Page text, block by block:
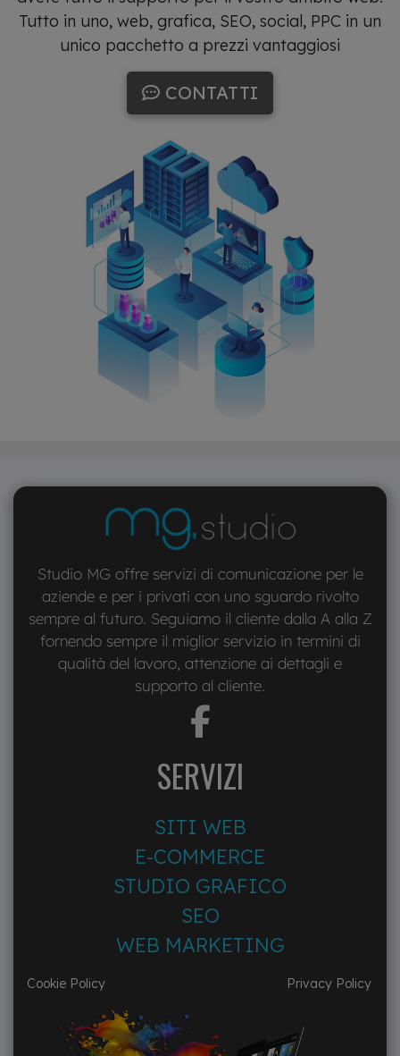
Tutto in uno, web, grafica, SEO, social, PPC in un
unico pacchetto a prezzi vantaggiosi
CONTATTI
Studio MG offre servizi di comunicazione per le
aziende e per i privati con uno sguardo rivolto
sempre al futuro. Seguiamo il cliente dalla A alla Z
fornendo sempre il miglior servizio in termini di
qualità del lavoro, attenzione ai dettagli e
supporto al cliente.
fab
f
SERVIZI
SITI WEB
E-COMMERCE
STUDIO GRAFICO
SEO
WEB MARKETING
Cookie Policy Privacy Policy